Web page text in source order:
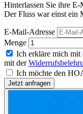
Hinterlassen Sie ihre
Der Fluss war einst ein
E-Mail-Adresse
Menge
Ich erkläre mich mit
mit der
Ich möchte den